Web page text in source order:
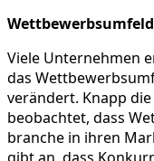
Viele Unter­nehmen
das
verän­dert. Knapp
beobachtet, dass
branche in ihren